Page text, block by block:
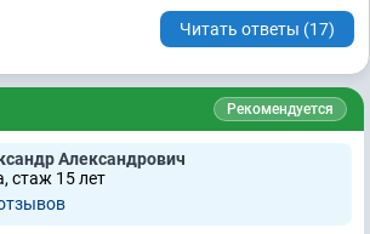
Читать ответы (17)
Рекомендуется
Александрович
стаж 15 лет